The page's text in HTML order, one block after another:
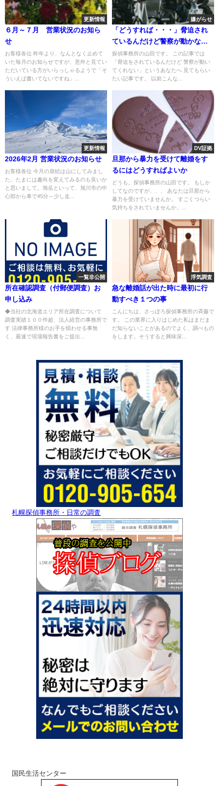
更新情報
６月～７月 営業状況のお知ら
せ
お客様各位 昨年より、なんとなく止めて
いた毎月のお知らせですが、意外と見てい
ただいている方がいらっしゃるようで「そ
ういえば書いてないですね」...
嫌がらせ
「どうすれば・・・」脅迫され
ているんだけど警察が動かない
場合には
探偵事務所の山田です。 この記事では
「脅迫をされているんだけど 警察が動い
てくれない」というあなたへ 見てもらい
たい記事です。 以前こんな...
更新情報
2026年2月 営業状況のお知らせ
お客様各位 今月の扉絵は山にしてみまし
た。たまには趣向を変えてみるのも良いか
と思いまして。旭岳といって、旭川市の中
心部から車で45分～少し走...
DV証拠
旦那から暴力を受けて離婚をす
るにはどうすればよいか
どうも。探偵事務所の山田です。 もしか
してなのですが、、、 あなたは旦那から
暴力を受けていませんか。 すごくつらい
気持ちをされていませんか。...
一覧非公開
所在確認調査（付郵便調査）お
申し込み
◆当社の北海道エリア所在調査について
調査実績１００件超、法人経営の事務所で
す 法律事務所様のお手を煩わせる事無
く、最速で現場報告書をご提出...
浮気調査
急な離婚話が出た時に最初に行
動すべき１つの事
こんにちは、さっぽろ探偵事務所の斉藤で
す。 この業界に入りはじめた私はまだま
だ知らないことがあるのでよく、調べもの
をします。そうすると興味深...
札幌探偵事務所・日常の調査
国民生活センター